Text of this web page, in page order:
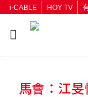
i-CABLE HOY TV
馬會：江